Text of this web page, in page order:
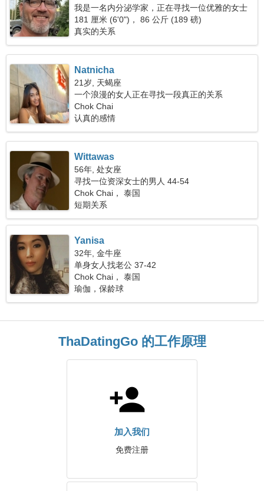
我是一名内分泌学家，正在寻找一位优雅的女士
181 厘米 (6'0")， 86 公斤 (189 磅)
真实的关系
Natnicha
21岁, 天蝎座
一个浪漫的女人正在寻找一段真正的关系
Chok Chai
认真的感情
Wittawas
56年, 处女座
寻找一位资深女士的男人 44-54
Chok Chai， 泰国
短期关系
Yanisa
32年, 金牛座
单身女人找老公 37-42
Chok Chai， 泰国
瑜伽，保龄球
ThaDatingGo 的工作原理
加入我们
免费注册